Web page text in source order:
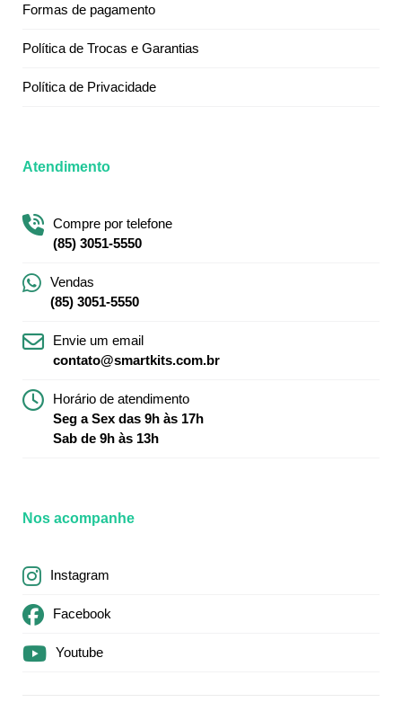
Formas de pagamento
Política de Trocas e Garantias
Política de Privacidade
Atendimento
Compre por telefone
(85) 3051-5550
Vendas
(85) 3051-5550
Envie um email
contato@smartkits.com.br
Horário de atendimento
Seg a Sex das 9h às 17h
Sab de 9h às 13h
Nos acompanhe
Instagram
Facebook
Youtube